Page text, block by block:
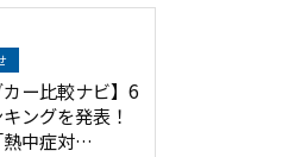
カー比較ナビ】6
ングを発表！
熱中症対…